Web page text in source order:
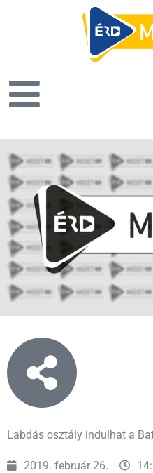
Labdás osztály indulhat a
2019. február 26.